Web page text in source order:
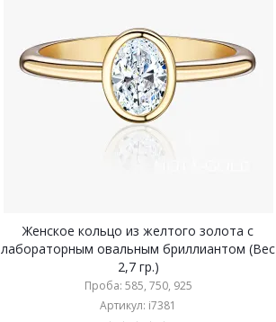
Женское кольцо из желтого золота с
лабораторным овальным бриллиантом (Вес
2,7 гр.)
Проба: 585, 750, 925
Артикул: i7381